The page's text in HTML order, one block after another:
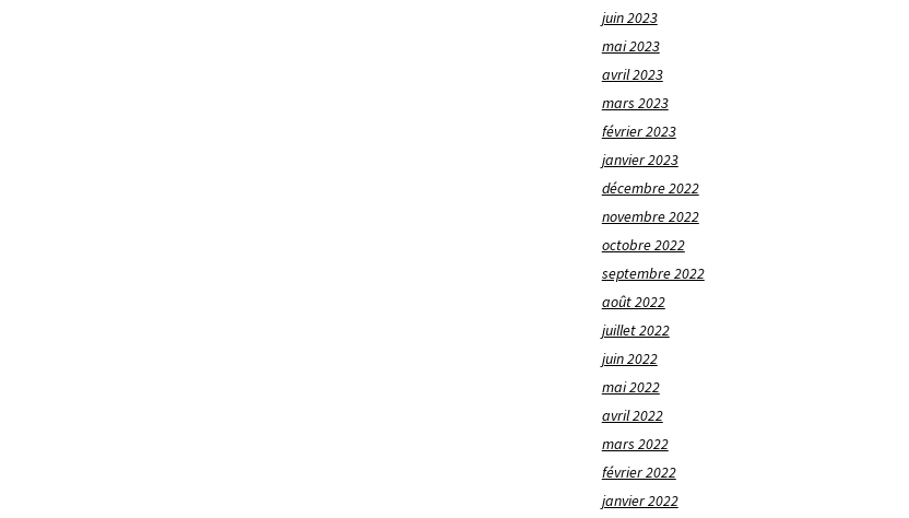
juin 2023
mai 2023
avril 2023
mars 2023
février 2023
janvier 2023
décembre 2022
novembre 2022
octobre 2022
septembre 2022
août 2022
juillet 2022
juin 2022
mai 2022
avril 2022
mars 2022
février 2022
janvier 2022